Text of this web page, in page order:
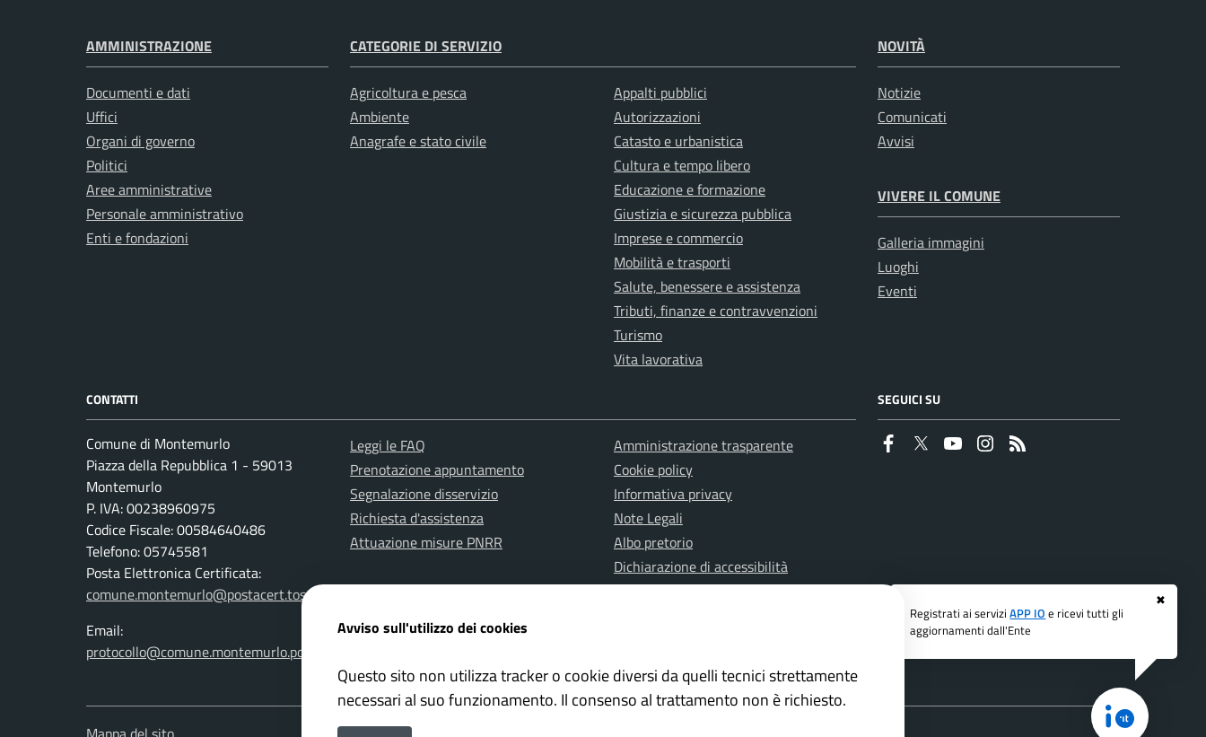
✖
Registrati ai serviziAPP IO e ricevi tutti gli
aggiornamenti dall'Ente
AMMINISTRAZIONE
Documenti e dati
Uffici
Organi di governo
Politici
Aree amministrative
Personale amministrativo
Enti e fondazioni
CATEGORIE DI SERVIZIO
Agricoltura e pesca
Ambiente
Anagrafe e stato civile
Appalti pubblici
Autorizzazioni
Catasto e urbanistica
Cultura e tempo libero
Educazione e formazione
Giustizia e sicurezza pubblica
Imprese e commercio
Mobilità e trasporti
Salute, benessere e assistenza
Tributi, finanze e contravvenzioni
Turismo
Vita lavorativa
NOVITÀ
Notizie
Comunicati
Avvisi
VIVERE IL COMUNE
Galleria immagini
Luoghi
Eventi
CONTATTI
Comune di Montemurlo
Piazza della Repubblica 1 - 59013
Montemurlo
P. IVA: 00238960975
Codice Fiscale: 00584640486
Telefono: 05745581
Posta Elettronica Certificata:
comune.montemurlo@postacert.toscana.it
Email:
protocollo@comune.montemurlo.po.it
Leggi le FAQ
Prenotazione appuntamento
Segnalazione disservizio
Richiesta d'assistenza
Attuazione misure PNRR
Amministrazione trasparente
Cookie policy
Informativa privacy
Note Legali
Albo pretorio
Dichiarazione di accessibilità
SEGUICI SU
Faceboook
Twitter YoutubeInstagram
Avviso sull'utilizzo dei cookies
Questo sito non utilizza tracker o cookie diversi da quelli tecnici strettamente
necessari al suo funzionamento. Il consenso al trattamento non è richiesto.